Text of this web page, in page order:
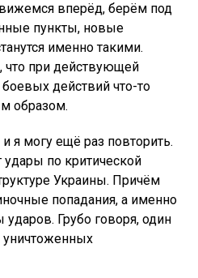
вперёд, берём под
пункты, новые
именно такими.
что при действующей
действий что-то
образом.
я могу ещё раз повторить.
удары по критической
Украины. Причём
попадания, а именно
Грубо говоря, один
уничтоженных